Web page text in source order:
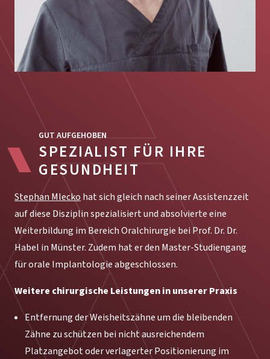
GUT AUFGEHOBEN
SPEZIALIST FÜR IHRE
GESUNDHEIT
Stephan Mlecko hat sich gleich nach seiner Assistenzzeit
auf diese Disziplin spezialisiert und absolvierte eine
Weiterbildung im Bereich Oralchirurgie bei Prof. Dr. Dr.
Habel in Münster. Zudem hat er den Master-Studiengang
für orale Implantologie abgeschlossen.
Weitere chirurgische Leistungen in unserer Praxis
Entfernung der Weisheitszähne um die bleibenden
Zähne zu schützen bei nicht ausreichendem
Platzangebot oder verlagerter Positionierung im